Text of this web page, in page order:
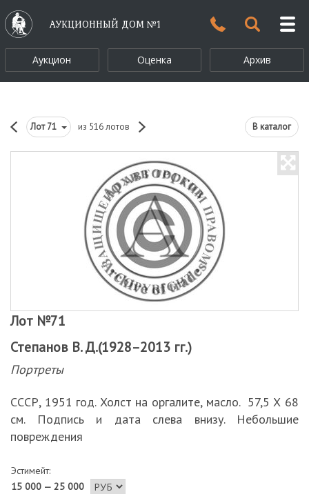
АУКЦИОННЫЙ ДОМ №1
Аукцион Оценка Архив
Лот71 из 516 лотов В каталог
Лот №71
Степанов В. Д.(1928–2013 гг.)
Портреты
СССР, 1951 год. Холст на оргалите, масло. 57,5 Х 68
см. Подпись и дата слева внизу. Небольшие
повреждения
Эстимейт:
15 000 — 25 000